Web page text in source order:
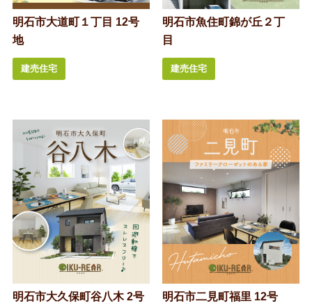
明石市大道町１丁目 12号
地
建売住宅
明石市魚住町錦が丘２丁
目
建売住宅
明石市大久保町谷八木 2号
明石市二見町福里 12号